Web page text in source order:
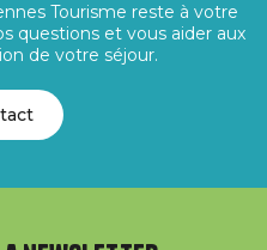
Tourisme reste à votre
questions et vous aider aux
de votre séjour.